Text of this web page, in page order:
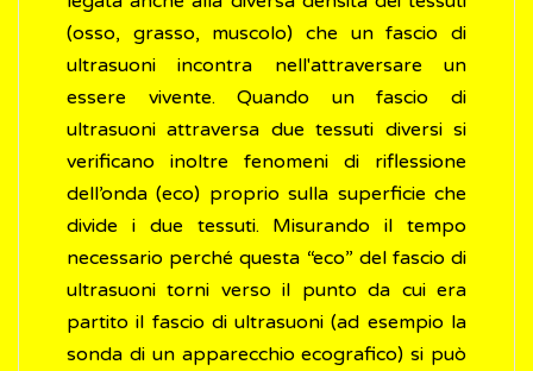
(osso, grasso, muscolo) che un fascio di
ultrasuoni incontra nell'attraversare un
essere vivente. Quando un fascio di
ultrasuoni attraversa due tessuti diversi si
verificano inoltre fenomeni di riflessione
dell’onda (eco) proprio sulla superficie che
divide i due tessuti. Misurando il tempo
necessario perché questa “eco” del fascio di
ultrasuoni torni verso il punto da cui era
partito il fascio di ultrasuoni (ad esempio la
sonda di un apparecchio ecografico) si può